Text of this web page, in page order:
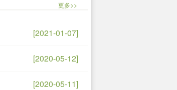
更多>>
[2021-01-07]
[2020-05-12]
[2020-05-11]